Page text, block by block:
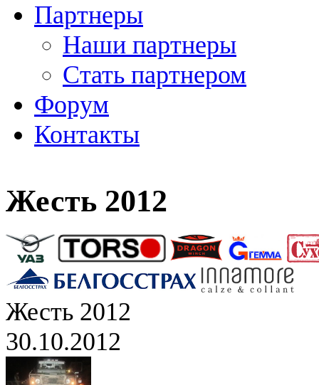
Партнеры
Наши партнеры
Стать партнером
Форум
Контакты
Жесть 2012
Жесть 2012
30.10.2012